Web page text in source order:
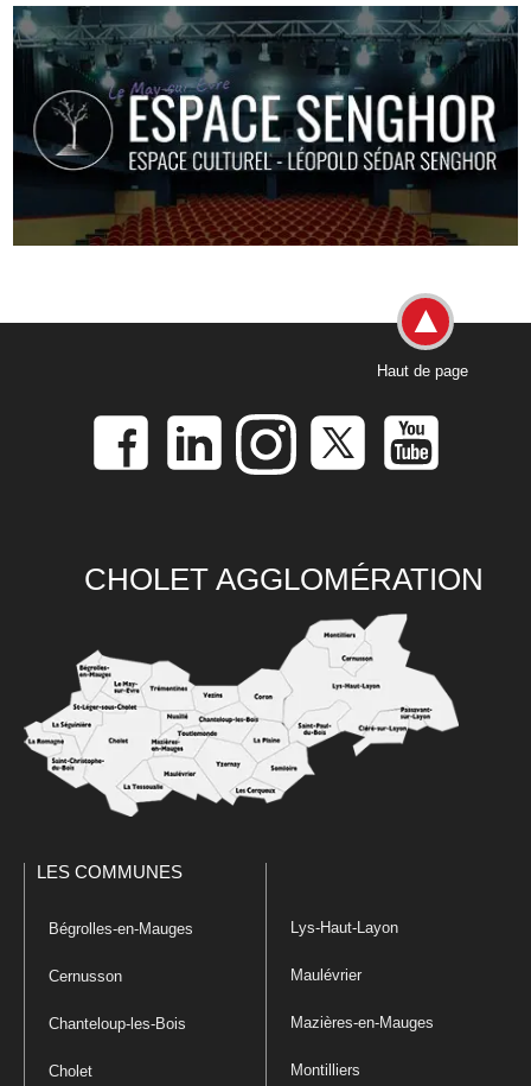
Haut de page
CHOLET AGGLOMÉRATION
LES COMMUNES
Bégrolles-en-Mauges
Cernusson
Chanteloup-les-Bois
Cholet
Lys-Haut-Layon
Maulévrier
Mazières-en-Mauges
Montilliers